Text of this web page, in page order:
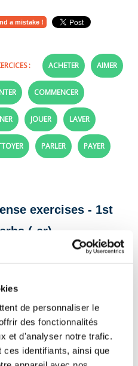
de personnaliser le
des fonctionnalités
et d'analyser notre trafic.
ces identifiants, ainsi que
a mistake !
: ACHETER AIMER
COMMENCER
JOUER LAVER
PARLER PAYER
exercises - 1st
(-er)
with the correct form
la cour de l'école chaque